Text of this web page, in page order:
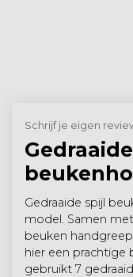
Schrijf je eigen
Gedraaide spijl
model. Samen
beuken
hier een prachtige
gebruikt 7